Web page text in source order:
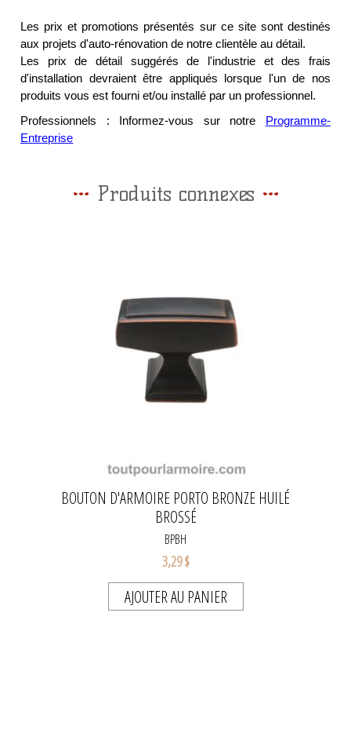
Les prix et promotions présentés sur ce site sont destinés
aux projets d'auto-rénovation de notre clientèle au détail.
Les prix de détail suggérés de l'industrie et des frais
d'installation devraient être appliqués lorsque l'un de nos
produits vous est fourni et/ou installé par un professionnel.
Professionnels : Informez-vous sur notre
Programme-
Entreprise
Produits connexes
BOUTON D'ARMOIRE PORTO BRONZE HUILÉ
BROSSÉ
BPBH
3,29 $
AJOUTER AU PANIER